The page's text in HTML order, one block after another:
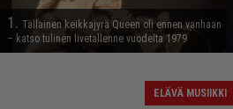
1. Tällainen keikkajyrä Queen oli ennen vanhaan
– katso tulinen livetallenne vuodelta 1979
ELÄVÄ MUSIIKKI